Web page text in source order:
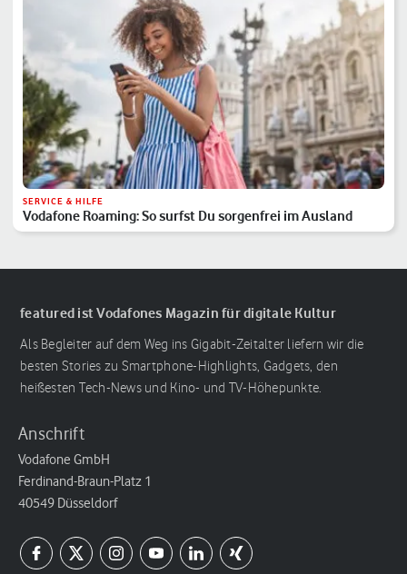
SERVICE & HILFE
Vodafone Roaming: So surfst Du sorgenfrei im Ausland
featured ist Vodafones Magazin für digitale Kultur
Als Begleiter auf dem Weg ins Gigabit-Zeitalter liefern wir die
besten Stories zu Smartphone-Highlights, Gadgets, den
heißesten Tech-News und Kino- und TV-Höhepunkte.
Anschrift
Vodafone GmbH
Ferdinand-Braun-Platz 1
40549 Düsseldorf